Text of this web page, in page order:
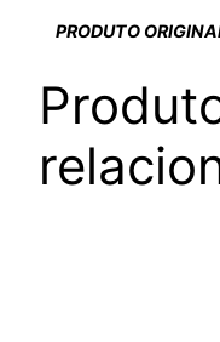
PRODUTO